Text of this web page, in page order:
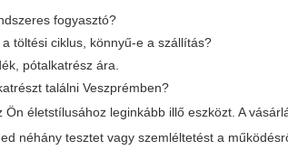
fogyasztó?
töltési ciklus, könnyű-e a szállítás?
pótalkatrész ára.
találni Veszprémben?
Ön életstílusához leginkább illő eszközt. A
néhány tesztet vagy szemléltetést a